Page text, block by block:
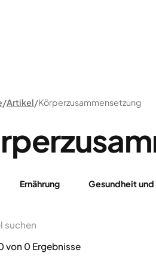
Artikel Körperzusammensetzung
Ernährung Gesundheit
von 0 Ergebnisse